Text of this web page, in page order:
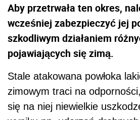
Aby przetrwała ten okres,
wcześniej zabezpieczyć jej
szkodliwym działaniem
pojawiających się zimą.
Stale atakowana powłoka
zimowym traci na
się na niej niewielkie